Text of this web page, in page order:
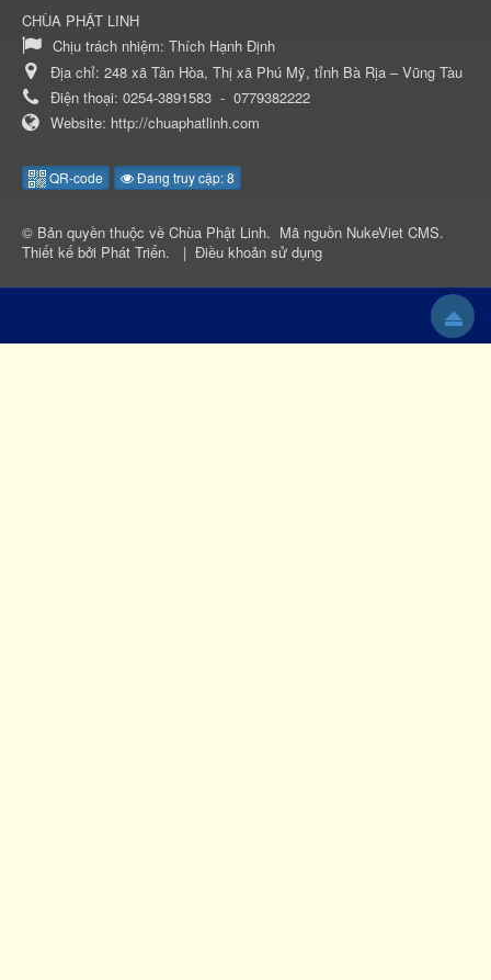
CHÙA PHẬT LINH
Chịu trách nhiệm: Thích Hạnh Định
Địa chỉ: 248 xã Tân Hòa, Thị xã Phú Mỹ, tỉnh Bà Rịa – Vũng Tàu
Điện thoại: 0254-3891583 - 0779382222
Website: http://chuaphatlinh.com
QR-code Đang truy cập: 8
© Bản quyền thuộc về Chùa Phật Linh. Mã nguồn NukeViet CMS.
Thiết kế bởi Phát Triển. | Điều khoản sử dụng